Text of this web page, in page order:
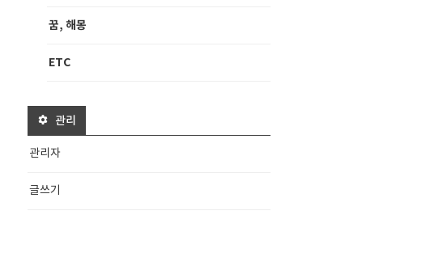
꿈, 해몽
ETC
관리
관리자
글쓰기